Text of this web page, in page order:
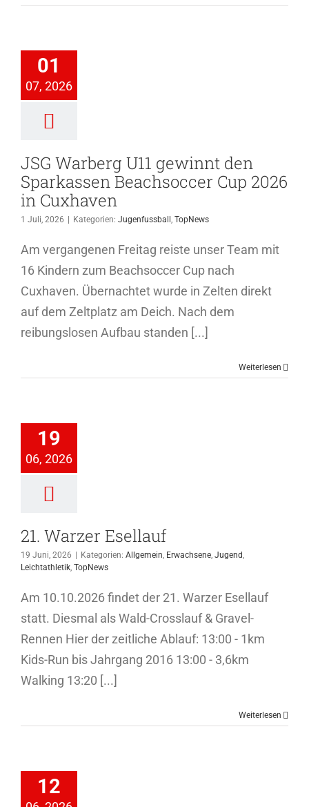
01
07, 2026
Cup
in
JSG Warberg U11 gewinnt den
Sparkassen Beachsoccer Cup 2026
in Cuxhaven
1 Juli, 2026 Kategorien: Jugenfussball , TopNews
Am vergangenen Freitag reiste unser Team mit
16 Kindern zum Beachsoccer Cup nach
Cuxhaven. Übernachtet wurde in Zelten direkt
auf dem Zeltplatz am Deich. Nach dem
reibungslosen Aufbau standen [...]
Weiterlesen
19
06, 2026
Erwachsene
Leichtathletik
TopNews
21. Warzer Esellauf
19 Juni, 2026 Kategorien: Allgemein, Erwachsene, Jugend,
Leichtathletik, TopNews
Am 10.10.2026 findet der 21. Warzer Esellauf
statt. Diesmal als Wald-Crosslauf & Gravel-
Rennen Hier der zeitliche Ablauf: 13:00 - 1km
Kids-Run bis Jahrgang 2016 13:00 - 3,6km
Walking 13:20 [...]
Weiterlesen
12